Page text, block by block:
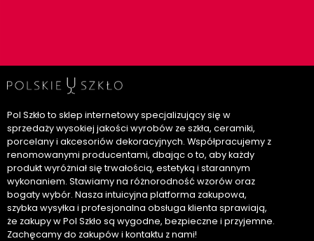
Pol Szkło to sklep internetowy specjalizujący się w
sprzedaży wysokiej jakości wyrobów ze szkła, ceramiki,
porcelany i akcesoriów dekoracyjnych. Współpracujemy z
renomowanymi producentami, dbając o to, aby każdy
produkt wyróżniał się trwałością, estetyką i starannym
wykonaniem. Stawiamy na różnorodność wzorów oraz
bogaty wybór. Nasza intuicyjna platforma zakupowa,
szybka wysyłka i profesjonalna obsługa klienta sprawiają,
że zakupy w Pol Szkło są wygodne, bezpieczne i przyjemne.
Zachęcamy do zakupów i kontaktu z nami!